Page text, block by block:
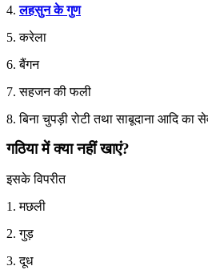
4.लहसुन के गुण
5. करेला
6. बैंगन
7. सहजन की फली
8. बिना चुपड़ी रोटी तथा साबूदाना आदि का
गठिया में क्या नहीं खाएं?
इसके विपरीत
1. मछली
2. गुड़
3. दूध